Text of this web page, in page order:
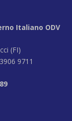
Italiano ODV
(FI)
9711